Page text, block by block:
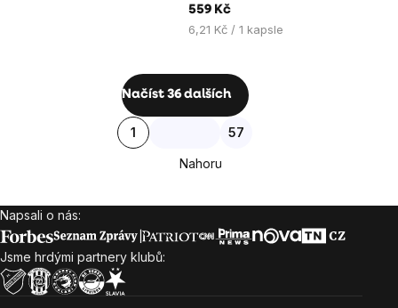
559 Kč
Měrná
6,21 Kč / 1 kapsle
Ovládací
výpisu
Načíst 36 dalších
Stránkování
1 57
Nahoru
Zápatí
Napsali o nás:
Jsme hrdými partnery klubů: